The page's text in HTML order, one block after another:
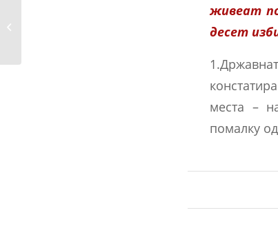
живеат
десет
места –
помалку